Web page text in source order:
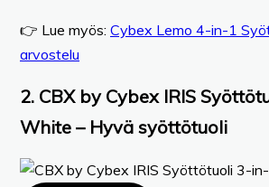
👉 Lue myös: Cybex Lemo 4-in-1
arvostelu
2. CBX by Cybex IRIS
White – Hyvä syöttötuoli